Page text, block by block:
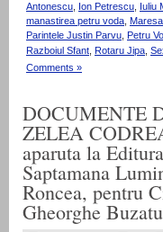
Antonescu Ion Petrescu Iuliu
manastirea petru voda
Parintele Justin Parvu Petru
Razboiul Sfant Rotaru Jipa
Comments »
DOCUMENTE
ZELEA
aparuta la
Saptamana
Roncea, pentru
Gheorghe